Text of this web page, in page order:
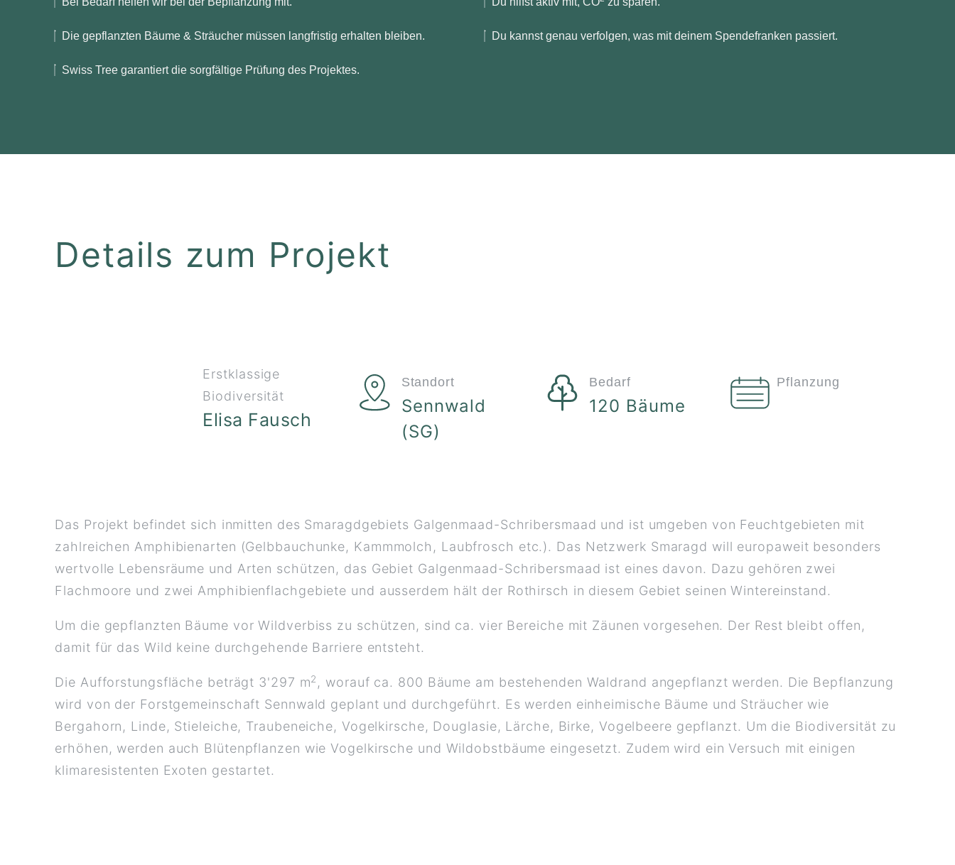
Die gepflanzten Bäume & Sträucher müssen langfristig erhalten bleiben.
Swiss Tree garantiert die sorgfältige Prüfung des Projektes.
Du kannst genau verfolgen, was mit deinem Spendefranken passiert.
Details zum Projekt
Erstklassige
Biodiversität
Elisa Fausch
Sennwald
(SG)
Standort
120 Bäume
Bedarf Pflanzung
Das Projekt befindet sich inmitten des Smaragdgebiets Galgenmaad-Schribersmaad und ist umgeben von Feuchtgebieten mit
zahlreichen Amphibienarten (Gelbbauchunke, Kammmolch, Laubfrosch etc.). Das Netzwerk Smaragd will europaweit besonders
wertvolle Lebensräume und Arten schützen, das Gebiet Galgenmaad-Schribersmaad ist eines davon. Dazu gehören zwei
Flachmoore und zwei Amphibienflachgebiete und ausserdem hält der Rothirsch in diesem Gebiet seinen Wintereinstand.
Um die gepflanzten Bäume vor Wildverbiss zu schützen, sind ca. vier Bereiche mit Zäunen vorgesehen. Der Rest bleibt offen,
damit für das Wild keine durchgehende Barriere entsteht.
Die Aufforstungsfläche beträgt 3'297 m2 , worauf ca. 800 Bäume am bestehenden Waldrand angepflanzt werden. Die Bepflanzung
wird von der Forstgemeinschaft Sennwald geplant und durchgeführt. Es werden einheimische Bäume und Sträucher wie
Bergahorn, Linde, Stieleiche, Traubeneiche, Vogelkirsche, Douglasie, Lärche, Birke, Vogelbeere gepflanzt. Um die Biodiversität zu
erhöhen, werden auch Blütenpflanzen wie Vogelkirsche und Wildobstbäume eingesetzt. Zudem wird ein Versuch mit einigen
klimaresistenten Exoten gestartet.